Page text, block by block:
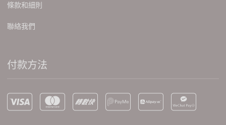
條款和細則
聯絡我們
付款方法